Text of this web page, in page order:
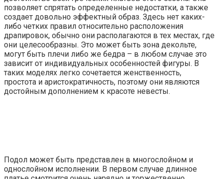
позволяет спрятать определенные недостатки, а также
создает довольно эффектный образ. Здесь нет каких-
либо четких правил относительно расположения
драпировок, обычно они располагаются в тех местах, где
они целесообразны. Это может быть зона декольте,
могут быть плечи либо же бедра – в любом случае это
зависит от индивидуальных особенностей фигуры. В
таких моделях легко сочетается женственность,
простота и аристократичность, поэтому они являются
достойным дополнением к красоте невесты.
Подол может быть представлен в многослойном и
однослойном исполнении. В первом случае длинное